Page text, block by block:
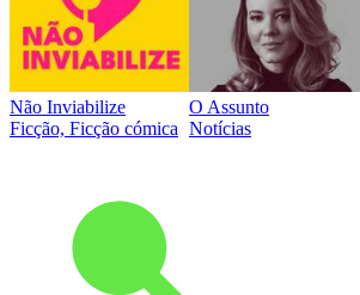
Não Inviabilize
Ficção, Ficção cómica
O Assunto
Notícias